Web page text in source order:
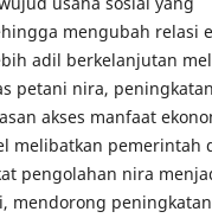
mengubah relasi
adil berkelanjutan
petani nira,
akses manfaat
melibatkan pemerintah
pengolahan nira
mendorong